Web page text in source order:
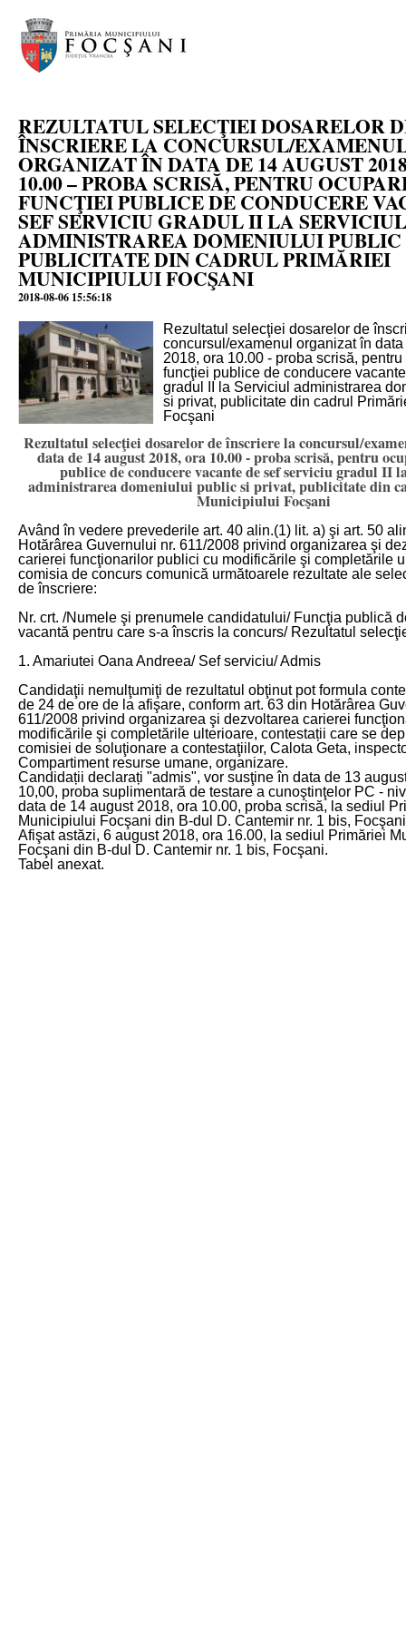
REZULTATUL SELECŢIEI DOSARELOR
ÎNSCRIERE LA CONCURSUL/
ORGANIZAT ÎN DATA DE 14 AUGUST
10.00 – PROBA SCRISĂ, PENTRU
FUNCŢIEI PUBLICE DE CONDUCERE
SEF SERVICIU GRADUL II LA SERVICIUL
ADMINISTRAREA DOMENIULUI PUBLIC
PUBLICITATE DIN CADRUL PRIMĂRIEI
MUNICIPIULUI FOCŞANI
2018-08-06 15:56:18
Rezultatul selecţiei dosarelor de
concursul/examenul organizat în
2018, ora 10.00 - proba scrisă,
funcţiei publice de conducere
gradul II la Serviciul administrarea
si privat, publicitate din cadrul
Focşani
Rezultatul selecţiei dosarelor de înscriere la concursul/
data de 14 august 2018, ora 10.00 - proba scrisă, pentru
publice de conducere vacante de sef serviciu gradul II
administrarea domeniului public si privat, publicitate din
Municipiului Focşani
Având în vedere prevederile art. 40 alin.(1) lit. a) şi art. 50
Hotărârea Guvernului nr. 611/2008 privind organizarea şi
carierei funcţionarilor publici cu modificările şi completările
comisia de concurs comunică următoarele rezultate ale
de înscriere:
Nr. crt. /Numele şi prenumele candidatului/ Funcţia publică
vacantă pentru care s-a înscris la concurs/ Rezultatul
1. Amariutei Oana Andreea/ Sef serviciu/ Admis
Candidaţii nemulţumiţi de rezultatul obţinut pot formula
de 24 de ore de la afişare, conform art. 63 din Hotărârea
611/2008 privind organizarea şi dezvoltarea carierei
modificările şi completările ulterioare, contestații care se
comisiei de soluţionare a contestaţiilor, Calota Geta,
Compartiment resurse umane, organizare.
Candidații declarați "admis", vor susţine în data de 13
10,00, proba suplimentară de testare a cunoştinţelor PC -
data de 14 august 2018, ora 10.00, proba scrisă, la sediul
Municipiului Focşani din B-dul D. Cantemir nr. 1 bis,
Afişat astăzi, 6 august 2018, ora 16.00, la sediul Primăriei
Focşani din B-dul D. Cantemir nr. 1 bis, Focşani.
Tabel anexat.